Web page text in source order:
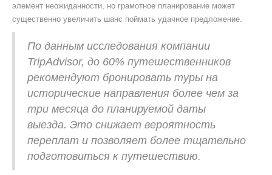
элемент неожиданности, но грамотное планирование может
существенно увеличить шанс поймать удачное предложение.
По данным исследования компании
TripAdvisor, до 60% путешественников
рекомендуют бронировать туры на
исторические направления более чем за
три месяца до планируемой даты
выезда. Это снижает вероятность
переплат и позволяет более тщательно
подготовиться к путешествию.